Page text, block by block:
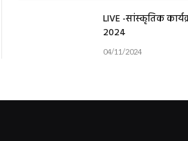
LIVE -सांस्कृतिक
2024
04/11/2024